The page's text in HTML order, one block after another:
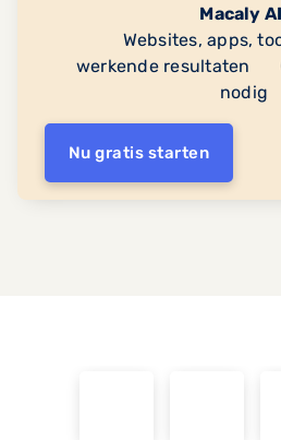
Macaly
Websites, apps,
werkende resultaten
nodig
Nu gratis starten